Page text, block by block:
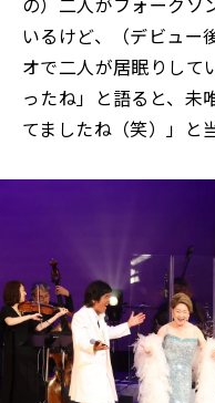
いるけど、（デビュー
オで二人が居眠りして
ったね」と語ると、未
てましたね（笑）」と